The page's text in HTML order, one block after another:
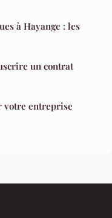
à Hayange : les
un contrat
votre entreprise